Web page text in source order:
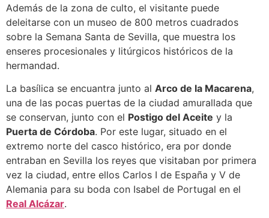
Además de la zona de culto, el visitante puede
deleitarse con un museo de 800 metros cuadrados
sobre la Semana Santa de Sevilla, que muestra los
enseres procesionales y litúrgicos históricos de la
hermandad.
La basílica se encuantra junto al Arco de la Macarena,
una de las pocas puertas de la ciudad amurallada que
se conservan, junto con el Postigo del Aceite y la
Puerta de Córdoba. Por este lugar, situado en el
extremo norte del casco histórico, era por donde
entraban en Sevilla los reyes que visitaban por primera
vez la ciudad, entre ellos Carlos I de España y V de
Alemania para su boda con Isabel de Portugal en el
Real Alcázar.